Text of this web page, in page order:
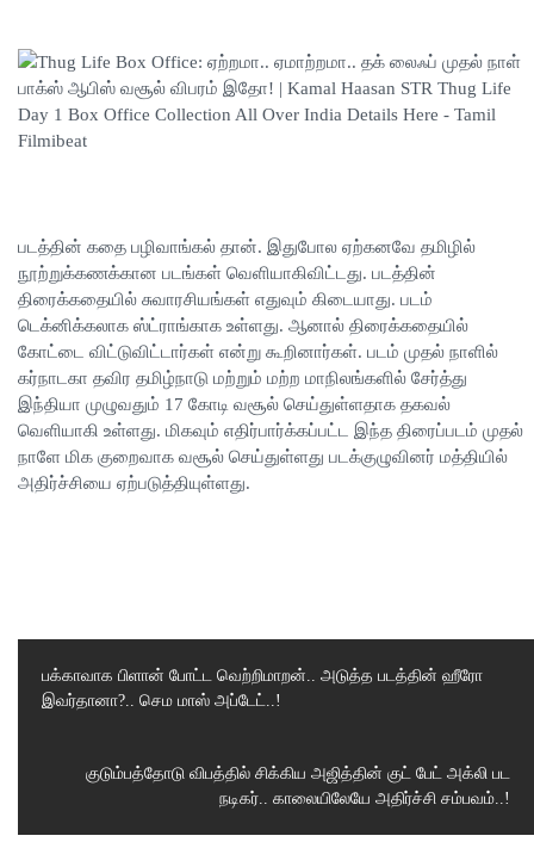
படத்தின் கதை பழிவாங்கல் தான். இதுபோல ஏற்கனவே தமிழில்
நூற்றுக்கணக்கான படங்கள் வெளியாகிவிட்டது. படத்தின்
திரைக்கதையில் சுவாரசியங்கள் எதுவும் கிடையாது. படம்
டெக்னிக்கலாக ஸ்ட்ராங்காக உள்ளது. ஆனால் திரைக்கதையில்
கோட்டை விட்டுவிட்டார்கள் என்று கூறினார்கள். படம் முதல் நாளில்
கர்நாடகா தவிர தமிழ்நாடு மற்றும் மற்ற மாநிலங்களில் சேர்த்து
இந்தியா முழுவதும் 17 கோடி வசூல் செய்துள்ளதாக தகவல்
வெளியாகி உள்ளது. மிகவும் எதிர்பார்க்கப்பட்ட இந்த திரைப்படம் முதல்
நாளே மிக குறைவாக வசூல் செய்துள்ளது படக்குழுவினர் மத்தியில்
அதிர்ச்சியை ஏற்படுத்தியுள்ளது.
Previous
பக்காவாக பிளான் போட்ட வெற்றிமாறன்.. அடுத்த படத்தின் ஹீரோ
இவர்தானா?.. செம மாஸ் அப்டேட்..!
குடும்பத்தோடு விபத்தில் சிக்கிய அஜித்தின் குட் பேட் அக்லி பட
நடிகர்.. காலையிலேயே அதிர்ச்சி சம்பவம்..!